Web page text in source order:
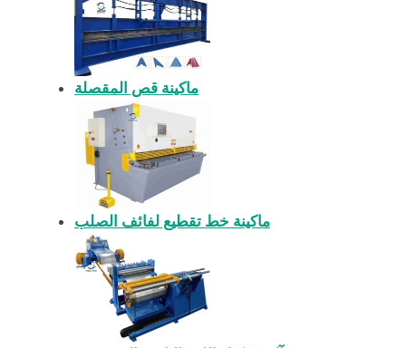
ماكينة قص المقصلة
ماكينة خط تقطيع لفائف الصلب